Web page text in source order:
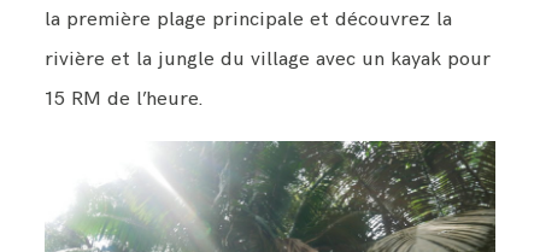
la première plage principale et découvrez la
rivière et la jungle du village avec un kayak pour
15 RM de l’heure.